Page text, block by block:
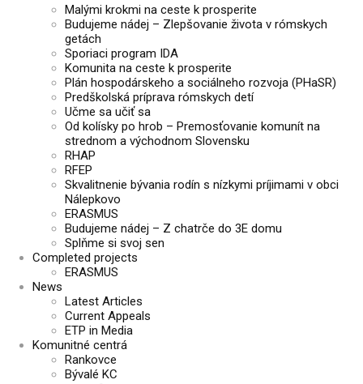
Malými krokmi na ceste k prosperite
Budujeme nádej – Zlepšovanie života v rómskych
getách
Sporiaci program IDA
Komunita na ceste k prosperite
Plán hospodárskeho a sociálneho rozvoja (PHaSR)
Predškolská príprava rómskych detí
Učme sa učiť sa
Od kolísky po hrob – Premosťovanie komunít na
strednom a východnom Slovensku
RHAP
RFEP
Skvalitnenie bývania rodín s nízkymi príjimami v obci
Nálepkovo
ERASMUS
Budujeme nádej – Z chatrče do 3E domu
Splňme si svoj sen
Completed projects
ERASMUS
News
Latest Articles
Current Appeals
ETP in Media
Komunitné centrá
Rankovce
Bývalé KC